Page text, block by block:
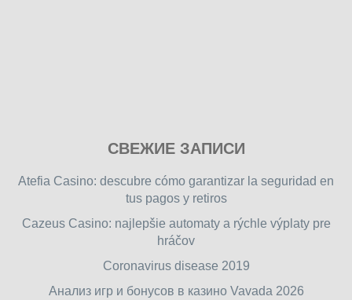
free
games
СВЕЖИЕ ЗАПИСИ
Atefia Casino: descubre cómo garantizar la seguridad en
tus pagos y retiros
Cazeus Casino: najlepšie automaty a rýchle výplaty pre
hráčov
Coronavirus disease 2019
Анализ игр и бонусов в казино Vavada 2026